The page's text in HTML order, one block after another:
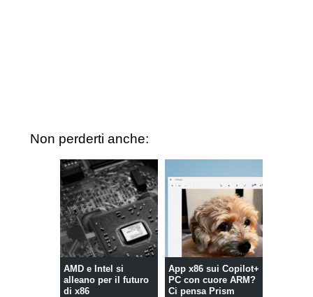
Non perderti anche:
AMD e Intel si
alleano per il futuro
di x86
App x86 sui Copilot+
PC con cuore ARM?
Ci pensa Prism